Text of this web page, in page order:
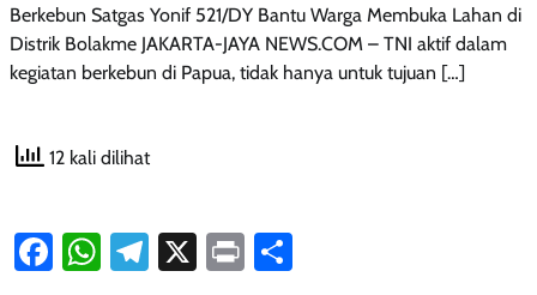
Berkebun Satgas Yonif 521/DY Bantu Warga Membuka Lahan di
Distrik Bolakme JAKARTA-JAYA NEWS.COM – TNI aktif dalam
kegiatan berkebun di Papua, tidak hanya untuk tujuan […]
12 kali dilihat
Facebook
WhatsApp
Telegram
X Print